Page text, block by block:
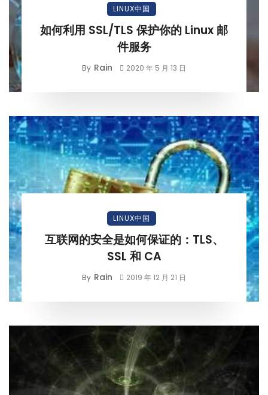
LINUX中国
如何利用 SSL/TLS 保护你的 Linux 邮
件服务
By Rain 2020 年 5 月 13 日
LINUX中国
互联网的安全是如何保证的：TLS、
SSL 和 CA
By Rain 2019 年 12 月 21 日